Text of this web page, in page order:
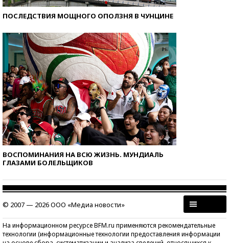
ПОСЛЕДСТВИЯ МОЩНОГО ОПОЛЗНЯ В ЧУНЦИНЕ
ВОСПОМИНАНИЯ НА ВСЮ ЖИЗНЬ. МУНДИАЛЬ
ГЛАЗАМИ БОЛЕЛЬЩИКОВ
© 2007 — 2026 ООО «Медиа новости»
На информационном ресурсе BFM.ru применяются рекомендательные
технологии (информационные технологии предоставления информации